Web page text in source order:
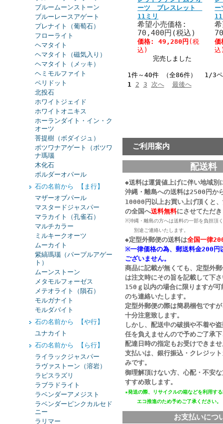
ブルームーンストーン
ブルーレースアゲート
プレナイト（葡萄石）
フローライト
ヘマタイト
ヘマタイト（磁気入り）
ヘマタイト（メッキ）
ヘミモルファイト
ペリドット
北投石
ホワイトジェイド
ホワイトオニキス
ホーランダイト・イン・ク
オーツ
菩提樹（ボダイジュ）
ボツワナアゲート（ボツワ
ナ瑪瑙
木化石
ボルダーオパール
石の名前から 【ま行】
マザーオブパール
マスタードジャスパー
マラカイト（孔雀石）
マルチカラー
ミルキークオーツ
ムーカイト
紫縞瑪瑙（パープルアゲー
ト）
ムーンストーン
メタモルフォーゼス
メテオライト（隕石）
モルガナイト
モルダバイト
石の名前から 【や行】
ユナカイト
石の名前から 【ら行】
ライラックジャスパー
ラヴァストーン（溶岩）
ラピスラズリ
ラブラドライト
ラベンダーアメジスト
ラベンダーピンクカルセド
ニー
ラリマー
ーツ ブレスレット
11ミリ
希望小売価格:
70,400円(税込)
価格:49,280円 (税
込)
完売しました
1件～40件 （全86件） 1/3ペ
1
2 3 次へ 最後へ
ご利用案内
配送料
◆送料は運賃値上げに伴い地域別
沖縄・離島への送料は2500円か
10000円以上お買い上げ頂くと
の全国へ送料無料にさせてただ
※沖縄・離島の方へは送料の一部を負担頂
別途ご連絡いたします。
◆定型外郵便の送料は全国一律
※一律価格の為、郵送料金200円
ございません。
商品に記載が無くても、定型外
は注文時にその旨を記載して下
150ｇ以内の場合に限りますが
のち連絡いたします。
定型外郵便の際は簡易梱包です
十分注意致します。
しかし、配送中の破損や不着や
任を負えませんので予めご了承
配達日時の指定もお受けできま
支払いは、銀行振込・クレジッ
みです。
御理解頂けない方、心配・不安
すすめ致します。
★発送の際、リサイクルの箱などを利用す
エコ推進のため予めご了承ください。
お支払いにつ